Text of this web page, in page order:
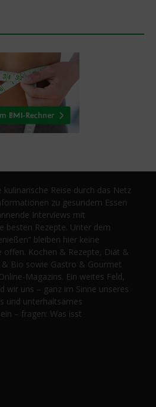
kulinarische Reise durch das Netz
zu gesundem Essen
Interviews mit
besten Rezepte. Unter dem
bleiben hier keine
offen. Kochen & Rezepte, Diät &
& Bio sowie Gastro & Gourmet
Magazins. Ein weites Feld,
wir uns – ganz im Sinne unseres
und unterhaltsames
– fragen: Was isst